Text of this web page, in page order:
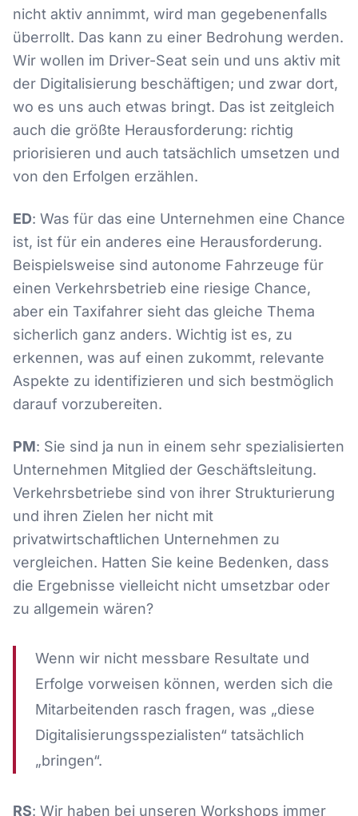
nicht aktiv annimmt, wird man gegebenenfalls
überrollt. Das kann zu einer Bedrohung werden.
Wir wollen im Driver-Seat sein und uns aktiv mit
der Digitalisierung beschäftigen; und zwar dort,
wo es uns auch etwas bringt. Das ist zeitgleich
auch die größte Herausforderung: richtig
priorisieren und auch tatsächlich umsetzen und
von den Erfolgen erzählen.
ED: Was für das eine Unternehmen eine Chance
ist, ist für ein anderes eine Herausforderung.
Beispielsweise sind autonome Fahrzeuge für
einen Verkehrsbetrieb eine riesige Chance,
aber ein Taxifahrer sieht das gleiche Thema
sicherlich ganz anders. Wichtig ist es, zu
erkennen, was auf einen zukommt, relevante
Aspekte zu identifizieren und sich bestmöglich
darauf vorzubereiten.
PM: Sie sind ja nun in einem sehr spezialisierten
Unternehmen Mitglied der Geschäftsleitung.
Verkehrsbetriebe sind von ihrer Strukturierung
und ihren Zielen her nicht mit
privatwirtschaftlichen Unternehmen zu
vergleichen. Hatten Sie keine Bedenken, dass
die Ergebnisse vielleicht nicht umsetzbar oder
zu allgemein wären?
Wenn wir nicht messbare Resultate und
Erfolge vorweisen können, werden sich die
Mitarbeitenden rasch fragen, was „diese
Digitalisierungsspezialisten“ tatsächlich
„bringen“.
RS: Wir haben bei unseren Workshops immer